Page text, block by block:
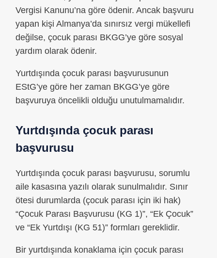
Vergisi Kanunu’na göre ödenir. Ancak başvuru
yapan kişi Almanya’da sınırsız vergi mükellefi
değilse, çocuk parası BKGG’ye göre sosyal
yardım olarak ödenir.
Yurtdışında çocuk parası başvurusunun
EStG’ye göre her zaman BKGG’ye göre
başvuruya öncelikli olduğu unutulmamalıdır.
Yurtdışında çocuk parası
başvurusu
Yurtdışında çocuk parası başvurusu, sorumlu
aile kasasına yazılı olarak sunulmalıdır. Sınır
ötesi durumlarda (çocuk parası için iki hak)
“Çocuk Parası Başvurusu (KG 1)”, “Ek Çocuk”
ve “Ek Yurtdışı (KG 51)” formları gereklidir.
Bir yurtdışında konaklama için çocuk parası